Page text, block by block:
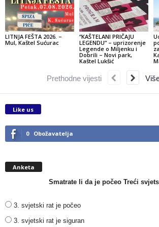
LITNJA FEŠTA 2026. –
Mul, Kaštel Sućurac
“KAŠTELANI PRIČAJU
LEGENDU” – uprizorenje
Legende o Miljenku i
Dobrili – Novi park,
Kaštel Lukšić
Prethodne vijesti
Like us
0 Obožavatelja
Anketa
Smatrate li da je počeo Treći
3. svjetski rat je počeo
3. svjetski rat je siguran